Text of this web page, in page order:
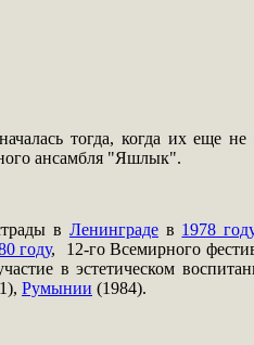
тогда, когда их еще
ансамбля "Яшлык".
в Ленинградев 1978
году, 12-го Всемирного
в эстетическом
Румынии (1984).